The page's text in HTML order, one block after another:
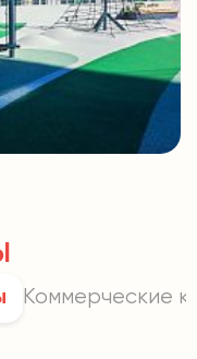
Коммерческие